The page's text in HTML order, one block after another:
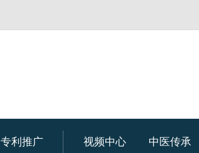
专利推广
视频中心
中医传承